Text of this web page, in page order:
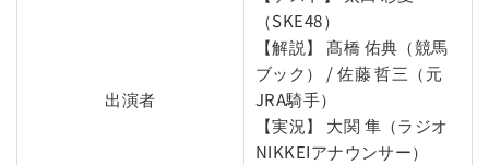
出演者
（SKE48）
【解説】 髙橋 佑典（競馬
ブック） / 佐藤 哲三（元
JRA騎手）
【実況】 大関 隼（ラジオ
NIKKEIアナウンサー）